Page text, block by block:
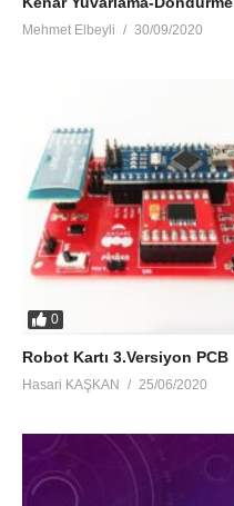
Mehmet Elbeyli 30/09/2020
0
Robot Kartı 3.Versiyon PCB
Hasari KAŞKAN 25/06/2020